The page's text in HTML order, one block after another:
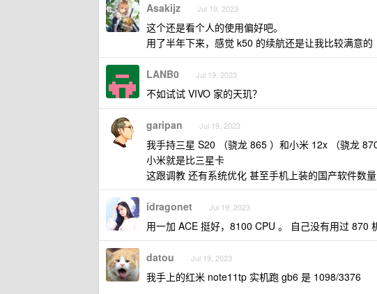
Asakijz Jul 19, 2023
这个还是看个人的使用偏好吧。
用了半年下来，感觉 k50 的续航还是让我比较满意的
LANB0 Jul 19, 2023
不如试试 VIVO 家的天玑？
garipan Jul 19, 2023
我手持三星 S20 （骁龙 865 ）和小米 12x （骁龙 870
小米就是比三星卡
这跟调教 还有系统优化 甚至手机上装的国产软件数
idragonet Jul 19, 2023
用一加 ACE 挺好，8100 CPU 。 自己没有用过 870
datou Jul 19, 2023
我手上的红米 note11tp 实机跑 gb6 是 1098/3376